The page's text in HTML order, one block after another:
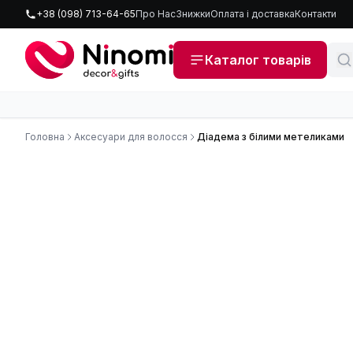
+38 (098) 713-64-65Про НасЗнижкиОплата і доставкаКонтакти
Каталог товарів
Головна Аксесуари для волосся Діадема з білими метеликами